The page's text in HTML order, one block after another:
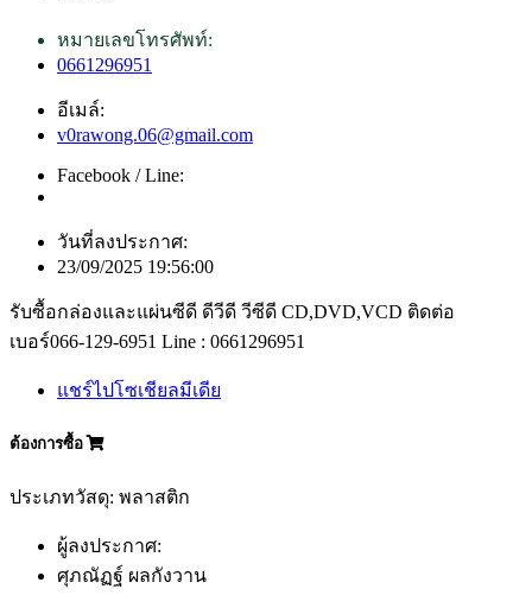
หมายเลขโทรศัพท์:
0661296951
อีเมล์:
v0rawong.06@gmail.com
Facebook / Line:
วันที่ลงประกาศ:
23/09/2025 19:56:00
รับซื้อกล่องและแผ่นซีดี ดีวีดี วีซีดี CD,DVD,VCD ติดต่อ
เบอร์066-129-6951 Line : 0661296951
แชร์ไปโซเชียลมีเดีย
ต้องการซื้อ
ประเภทวัสดุ: พลาสติก
ผู้ลงประกาศ:
ศุภณัฏฐ์ ผลกังวาน